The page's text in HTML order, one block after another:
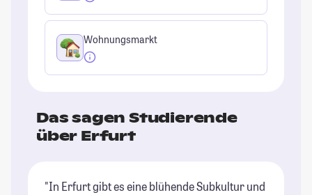
Wohnungsmarkt
Das sagen Studierende
über Erfurt
"In Erfurt gibt es eine blühende Subkultur und